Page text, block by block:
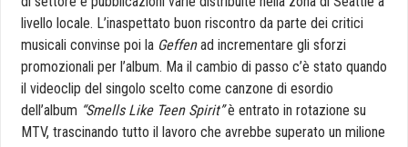
livello locale. L’inaspettato buon riscontro da parte dei critici
musicali convinse poi la Geffenad incrementare gli sforzi
promozionali per l’album. Ma il cambio di passo c’è stato quando
il videoclip del singolo scelto come canzone di esordio
dell’album “Smells Like Teen Spirit”è entrato in rotazione su
MTV, trascinando tutto il lavoro che avrebbe superato un milione